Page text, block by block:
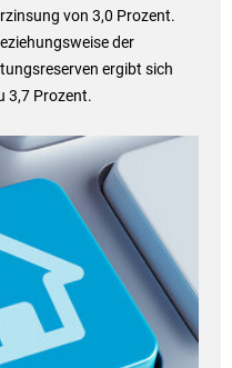
von 3,0 Prozent.
der
ergibt sich
3,7 Prozent.